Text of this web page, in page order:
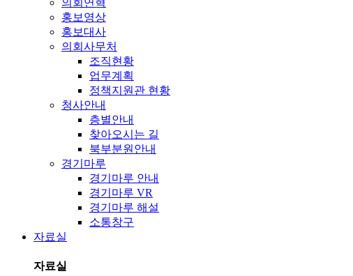
의회연혁
홍보영상
홍보대사
의회사무처
조직현황
업무계획
정책지원관 현황
청사안내
층별안내
찾아오시는 길
북부분원안내
경기마루
경기마루 안내
경기마루 VR
경기마루 해설
소통창구
자료실
자료실